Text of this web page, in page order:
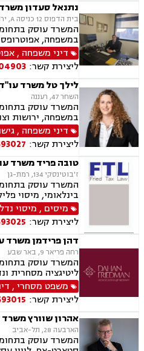
נתנאל סעדון משרד
בית הדפוס 12 כניסה A, ירושלים
המשרד עוסק
במשפחה,
משמורת, גירושין,
אישי, תיאום הורי,
מתנה, ידועים
כוח מתמשך, הוצאה
מסחריות, דיני
דירה, עסקאות מכר
דיני חברות,
עמותות
דיני משפחה ,
ליצירת קשר:
לילך טל משרד עו"ד
השחר 47, רעננה
המשרד עוסק
במשפחה, ירושות
בציבור,
גירושין, הורות חד
בציבור, חלוקת
שהות, עסקאות
דיני חברות, סכסוך
ותיירות, משפט
דיני משפחה ,
ליצירת קשר:
טובה פריד משרד
ז'בוטינסקי 134, רמת-גן
המשרד עוסק
בינלאומי, מיסוי
רישום חברות,
בעלי מניות, עסקאות
עיזבונות, ייפוי
מיסים , מיסוי
ליצירת קשר:
דהן פרידמן משרד
רחה פריאר 9, באר שבע
המשרד עוסק
ליטיגציה מסחרית
מקרקעין, דיני
וצוואות, מסחר
שכנים, דיני עבודה,
נדל"ן, ארנונה, היטל
משפט מסחרי,
ליצירת קשר:
אהרון שוורץ
הארבעה 28, תל-אביב
המשרד עוסק